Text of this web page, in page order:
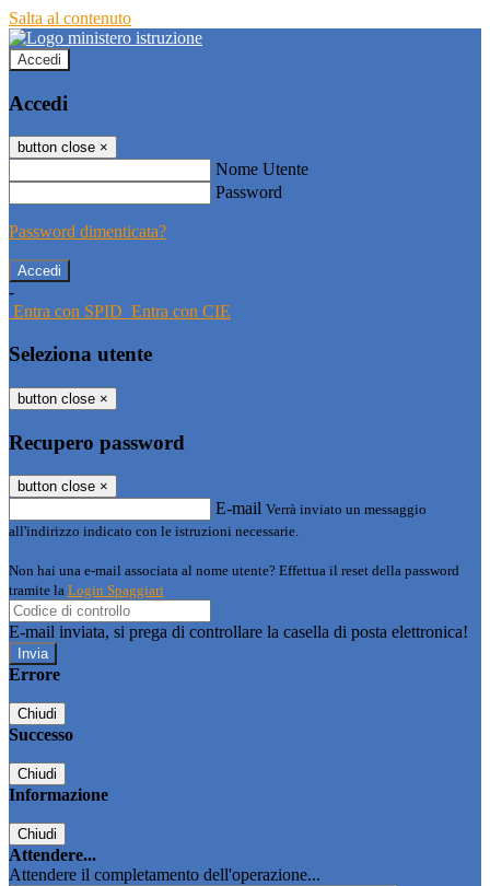
Salta al contenuto
Accedi
Accedi
button close ×
Nome Utente
Password
Password dimenticata?
-
Entra con SPID Entra con CIE
Seleziona utente
button close ×
Recupero password
button close ×
E-mail Verrà inviato un messaggio
all'indirizzo indicato con le istruzioni necessarie.
Non hai una e-mail associata al nome utente? Effettua il reset della password
tramite la Login Spaggiari
E-mail inviata, si prega di controllare la casella di posta elettronica!
Errore
Chiudi
Successo
Chiudi
Informazione
Chiudi
Attendere...
Attendere il completamento dell'operazione...